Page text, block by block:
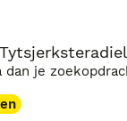
je